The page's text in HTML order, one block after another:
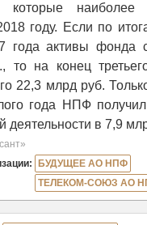
наиболее
году. Если по
года активы фонда
то на конец
22,3 млрд руб.
года НПФ
деятельности в 7,9
БУДУЩЕЕ АО НПФ
ТЕЛЕКОМ-СОЮЗ АО